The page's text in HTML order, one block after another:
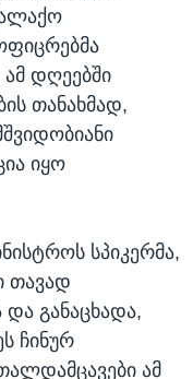
დღეებში
თანახმად,
იყო
სპიკერმა,
თავად
განაცხადა,
ჩინურ
ამ